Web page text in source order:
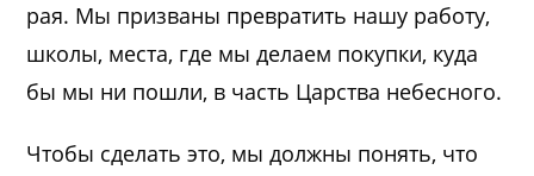
рая. Мы призваны превратить нашу работу,
школы, места, где мы делаем покупки, куда
бы мы ни пошли, в часть Царства небесного.
Чтобы сделать это, мы должны понять, что